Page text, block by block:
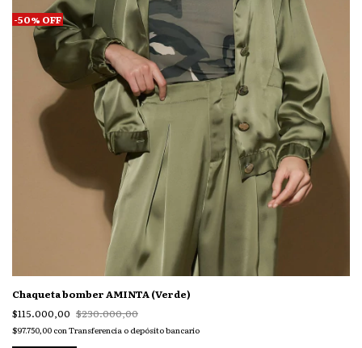
-50% OFF
Chaqueta bomber AMINTA (Verde)
$115.000,00 $230.000,00
$97.750,00 con Transferencia o depósito bancario